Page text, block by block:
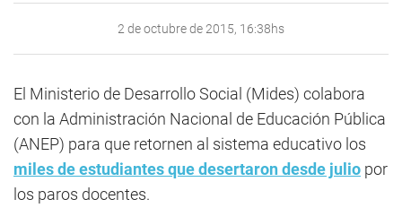
2 de octubre de 2015, 16:38hs
El Ministerio de Desarrollo Social (Mides) colabora
con la Administración Nacional de Educación Pública
(ANEP) para que retornen al sistema educativo los
miles de estudiantes que desertaron desde julio por
los paros docentes.